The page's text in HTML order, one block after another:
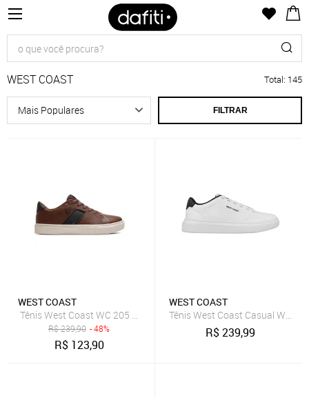
WEST COAST Total: 145
FILTRAR
WEST COAST
Tênis West Coast WC 205 Force Masculino Marrom
R$239,90 - 48%
R$ 123,90
WEST COAST
Tênis West Coast Casual Wc
R$239,99